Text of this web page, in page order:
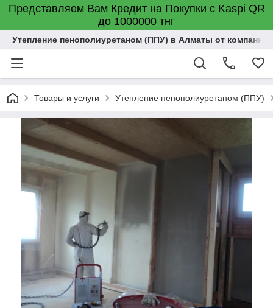
Представляем Вам Кредит на Покупки с Kaspi QR
до 1000000 тнг
Утепление пенополиуретаном (ППУ) в Алматы от компании
Товары и услуги Утепление пенополиуретаном (ППУ)